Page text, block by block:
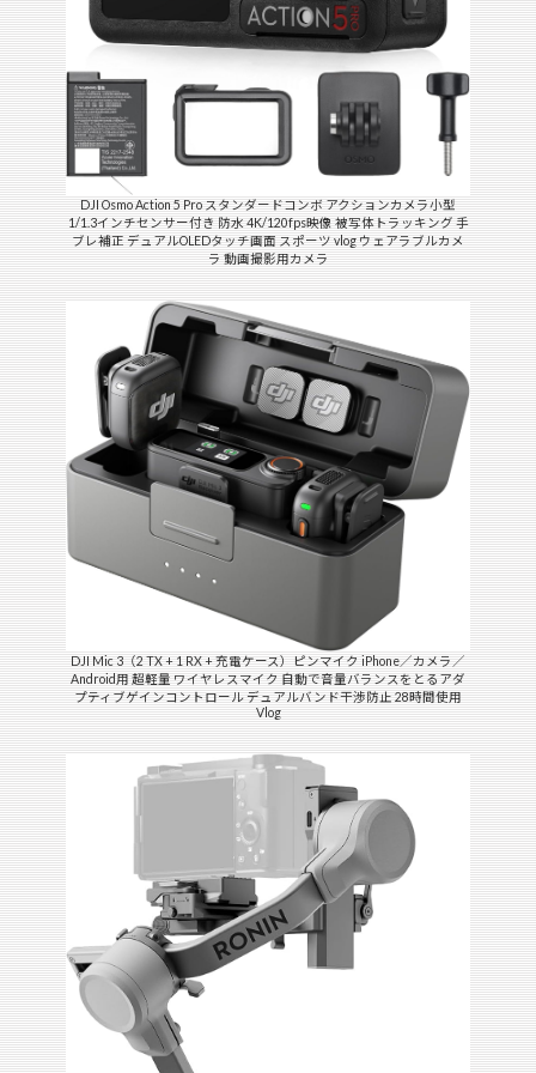
DJI Osmo Action 5 Pro スタンダードコンボ アクションカメラ小型
1/1.3インチセンサー付き 防水 4K/120fps映像 被写体トラッキング 手
ブレ補正 デュアルOLEDタッチ画面 スポーツ vlog ウェアラブルカメ
ラ 動画撮影用カメラ
DJI Mic 3（2 TX + 1 RX + 充電ケース）ピンマイク iPhone／カメラ／
Android用 超軽量 ワイヤレスマイク 自動で音量バランスをとるアダ
プティブゲインコントロール デュアルバンド干渉防止 28時間使用
Vlog